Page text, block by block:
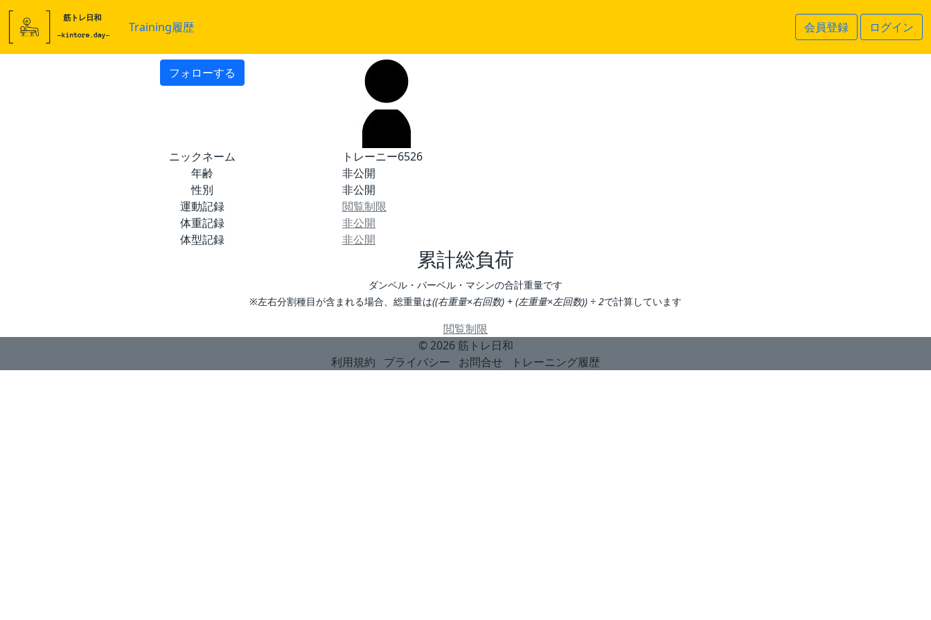
Training履歴 会員登録 ログイン
フォローする
ニックネーム
トレーニー6526
年齢
非公開
性別
非公開
運動記録
閲覧制限
体重記録
非公開
体型記録
非公開
累計総負荷
ダンベル・バーベル・マシンの合計重量です
※左右分割種目が含まれる場合、総重量は((右重量×右回数) + (左重量×左回数)) ÷ 2で計算しています
閲覧制限
© 2026 筋トレ日和
利用規約
プライバシー お問合せ トレーニング履歴